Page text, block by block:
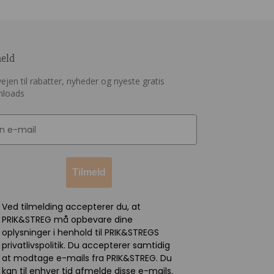
til rabatter, nyheder og nyeste gratis
Tilmeld
Ved tilmelding accepterer du, at
PRIK&STREG må opbevare dine
oplysninger i henhold til PRIK&STREGS
privatlivspolitik. Du accepterer samtidig
at modtage e-mails fra PRIK&STREG. Du
kan til enhver tid afmelde disse e-mails.